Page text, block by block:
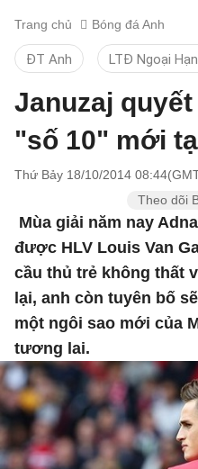
Trang chủ Bóng đá Anh
ĐT Anh LTĐ Ngoại
Januzaj
"số 10" mới
Thứ Bảy 18/10/2014
Theo dõi
Mùa giải năm nay
được HLV Louis Van
cầu thủ trẻ không thất
lại, anh còn tuyên bố
một ngôi sao mới của
tương lai.